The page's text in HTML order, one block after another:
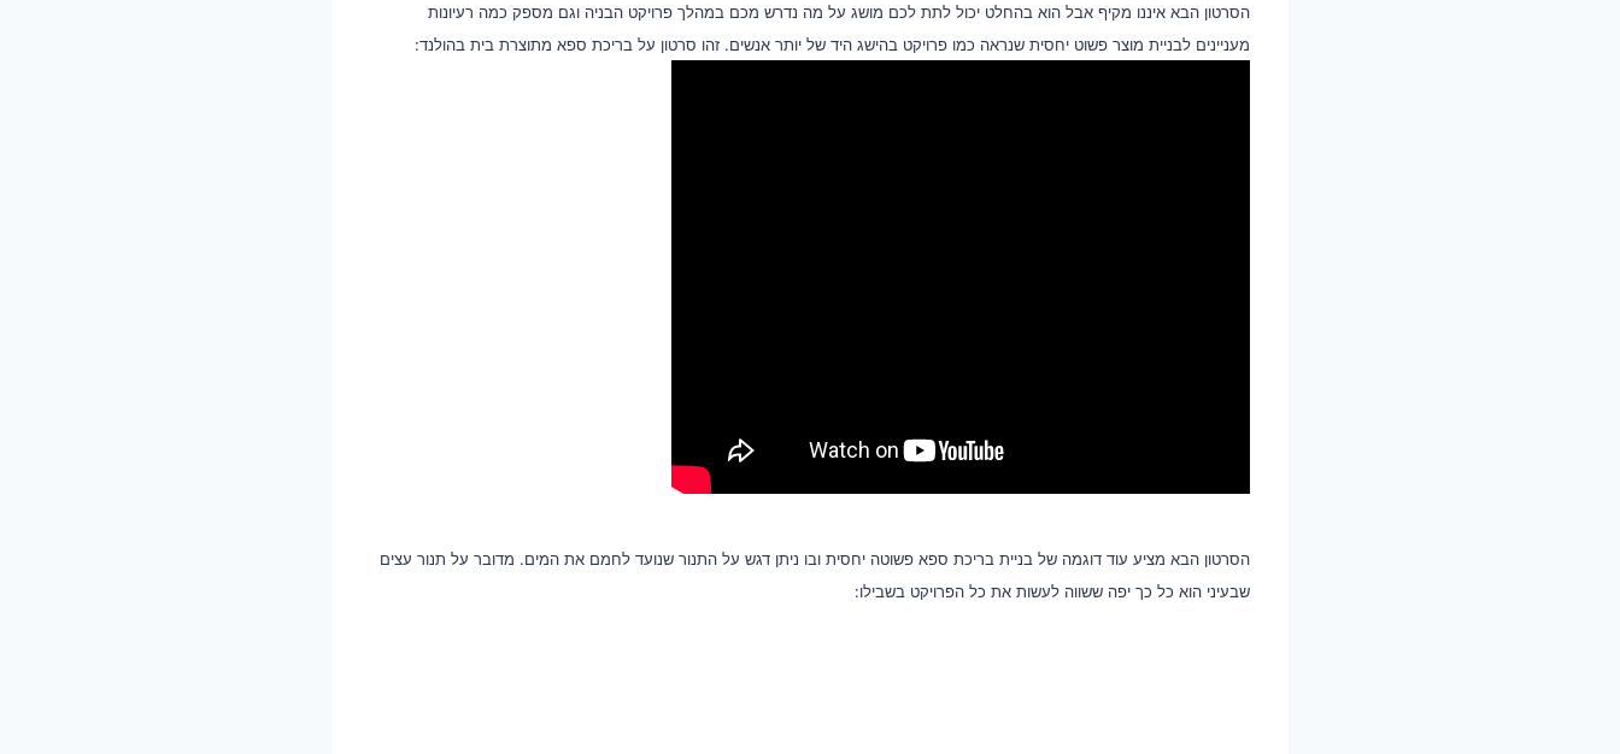
הסרטון הבא איננו מקיף אבל הוא בהחלט יכול לתת לכם מושג על מה נדרש מכם במהלך פרויקט הבניה וגם מספק כמה רעיונות
מעניינים לבניית מוצר פשוט יחסית שנראה כמו פרויקט בהישג היד של יותר אנשים. זהו סרטון על בריכת ספא מתוצרת בית בהולנד:
הסרטון הבא מציע עוד דוגמה של בניית בריכת ספא פשוטה יחסית ובו ניתן דגש על התנור שנועד לחמם את המים. מדובר על תנור עצים
שבעיני הוא כל כך יפה ששווה לעשות את כל הפרויקט בשבילו: